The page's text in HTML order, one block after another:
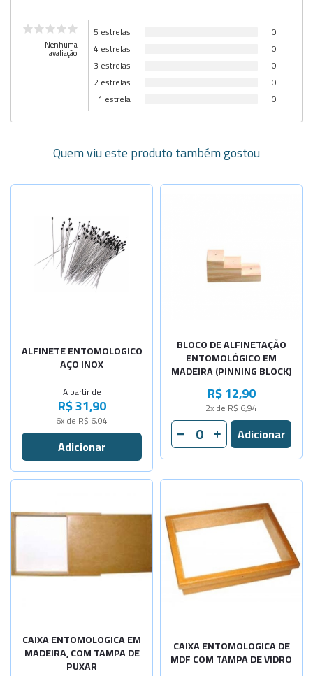
Nenhuma
avaliação
5 estrelas
0
4 estrelas
0
3 estrelas
0
2 estrelas
0
1 estrela
0
Quem viu este produto também gostou
ALFINETE ENTOMOLOGICO
AÇO INOX
A partir de
R$ 31,90
6x de R$ 6,04
N:000-40x0
-
N:00-40x0, -
-
N:2-40x0,4
Sob Consulta
N:4-40x0,5
-
N:5-40x0,6 - +
N:6-40x0,6 - +
BLOCO DE ALFINETAÇÃO
ENTOMOLÓGICO EM
MADEIRA (PINNING BLOCK)
R$ 12,90
2x de R$ 6,94
CAIXA ENTOMOLOGICA EM
MADEIRA, COM TAMPA DE
PUXAR
CAIXA ENTOMOLOGICA DE
MDF COM TAMPA DE VIDRO
Selecione a Quantidade
Pequena
+
Média - +